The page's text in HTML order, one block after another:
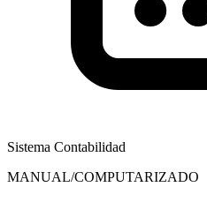
Sistema Contabilidad
MANUAL/COMPUTARIZADO